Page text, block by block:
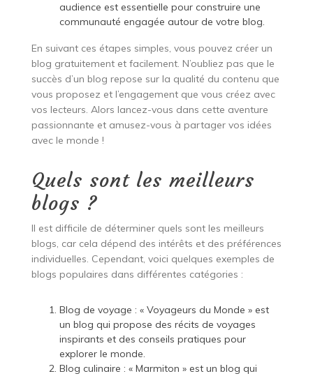
audience est essentielle pour construire une
communauté engagée autour de votre blog.
En suivant ces étapes simples, vous pouvez créer un
blog gratuitement et facilement. N’oubliez pas que le
succès d’un blog repose sur la qualité du contenu que
vous proposez et l’engagement que vous créez avec
vos lecteurs. Alors lancez-vous dans cette aventure
passionnante et amusez-vous à partager vos idées
avec le monde !
Quels sont les meilleurs
blogs ?
Il est difficile de déterminer quels sont les meilleurs
blogs, car cela dépend des intérêts et des préférences
individuelles. Cependant, voici quelques exemples de
blogs populaires dans différentes catégories :
Blog de voyage : « Voyageurs du Monde » est
un blog qui propose des récits de voyages
inspirants et des conseils pratiques pour
explorer le monde.
Blog culinaire : « Marmiton » est un blog qui